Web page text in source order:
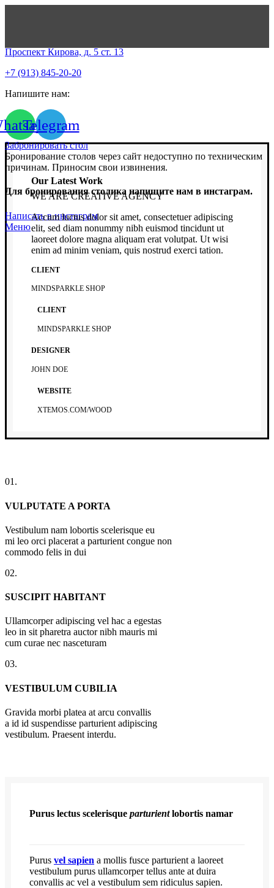
Проспект Кирова, д. 5 ст. 13
+7 (913) 845-20-20
Напишите нам:
Telegram
Забронировать стол
Бронирование столов через сайт недоступно по техническим
причинам. Приносим свои извинения.
Для бронирования столика напишите нам в инстаграм.
Написать в инстаграм
Меню
Our Latest Work
WE ARE CREATIVE AGENCY
Accum luctus dolor sit amet, consectetuer adipiscing
elit, sed diam nonummy nibh euismod tincidunt ut
laoreet dolore magna aliquam erat volutpat. Ut wisi
enim ad minim veniam, quis nostrud exerci tation.
CLIENT
MINDSPARKLE SHOP
CLIENT
MINDSPARKLE SHOP
DESIGNER
JOHN DOE
WEBSITE
XTEMOS.COM/WOOD
01.
VULPUTATE A PORTA
Vestibulum nam lobortis scelerisque eu
mi leo orci placerat a parturient congue non
commodo felis in dui
02.
SUSCIPIT HABITANT
Ullamcorper adipiscing vel hac a egestas
leo in sit pharetra auctor nibh mauris mi
cum curae nec nasceturam
03.
VESTIBULUM CUBILIA
Gravida morbi platea at arcu convallis
a id id suspendisse parturient adipiscing
vestibulum. Praesent interdu.
Purus lectus scelerisque parturientlobortis namar
Purus vel sapien a mollis fusce parturient a laoreet
vestibulum purus ullamcorper tellus ante at duira
convallis ac vel a vestibulum sem ridiculus sapien.